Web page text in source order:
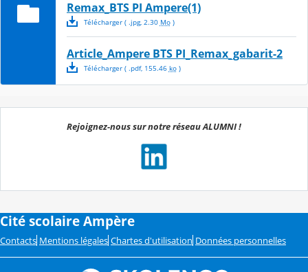
Remax_BTS PI Ampere(1)
Télécharger( .jpg, 2.30 Mo)
Article_Ampere BTS PI_Remax_gabarit-2
Télécharger( .pdf, 155.46 ko)
Rejoignez-nous sur notre réseau ALUMNI !
Cité scolaire Ampère
Contacts Mentions légales Chartes d'utilisation Données personnelles